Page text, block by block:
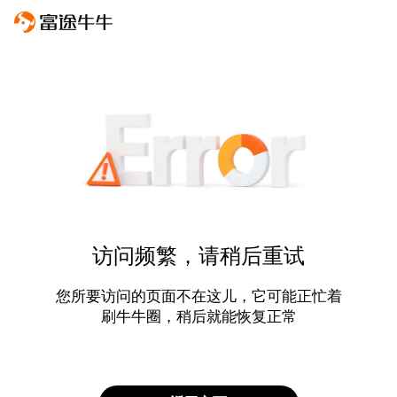
访问频繁，请稍后重试
您所要访问的页面不在这儿，它可能正忙着
刷牛牛圈，稍后就能恢复正常